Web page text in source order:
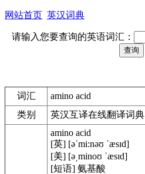
网站首页 英汉词典
请输入您要查询的英语词汇：
词汇
amino acid
类别
英汉互译在线翻译词典
amino acid
[英] [əˈmi:nəʊ ˈæsɪd]
[美] [əˌminoʊ ˈæsɪd]
[短语] 氨基酸